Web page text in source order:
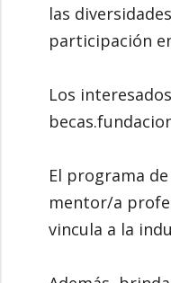
las
participación
Los
El programa
mentor/a
vincula a la